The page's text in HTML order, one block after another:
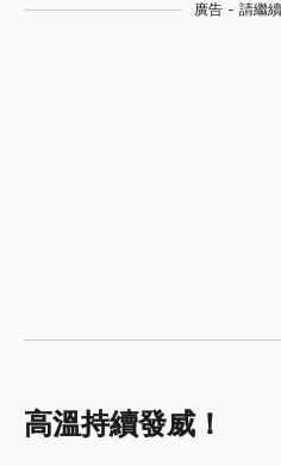
廣告 - 請繼
高溫持續發威！